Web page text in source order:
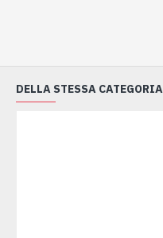
DELLA STESSA CATEGORIA